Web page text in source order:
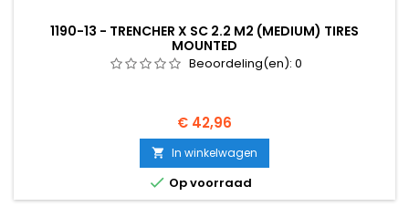
1190-13 - TRENCHER X SC 2.2 M2 (MEDIUM) TIRES
MOUNTED
Beoordeling(en): 0
Prijs
€ 42,96
 In winkelwagen
 Op voorraad